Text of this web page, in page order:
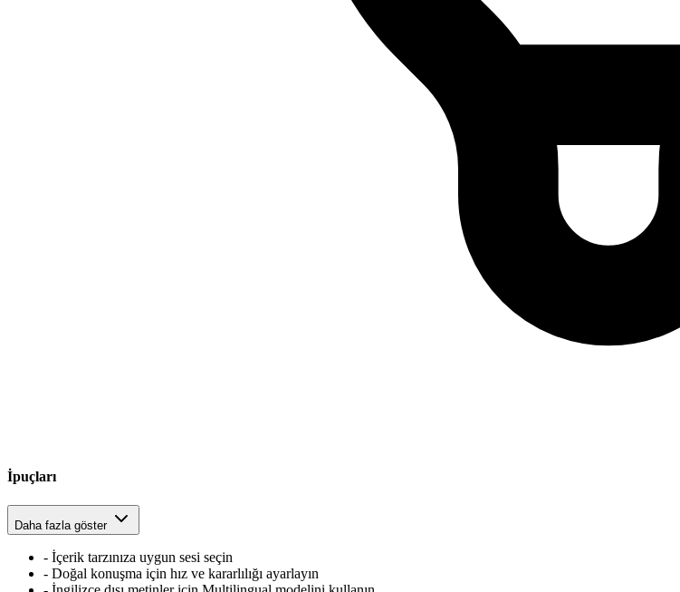
İpuçları
Daha fazla göster
- İçerik tarzınıza uygun sesi seçin
- Doğal konuşma için hız ve kararlılığı ayarlayın